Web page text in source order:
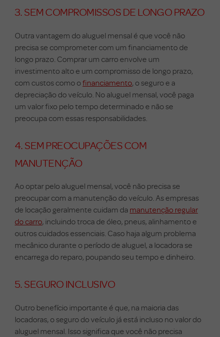
3. SEM COMPROMISSOS DE LONGO PRAZO
Outra vantagem do aluguel mensal é que você não
precisa se comprometer com um financiamento de
longo prazo. Comprar um carro envolve um
investimento alto e um compromisso de longo prazo,
com custos como ofinanciamento, o seguro e a
depreciação do veículo. No aluguel mensal, você paga
um valor fixo pelo tempo determinado e não se
preocupa com essas responsabilidades.
4. SEM PREOCUPAÇÕES COM
MANUTENÇÃO
Ao optar pelo aluguel mensal, você não precisa se
preocupar com a manutenção do veículo. As empresas
de locação geralmente cuidam da manutenção regular
do carro, incluindo troca de óleo, pneus, alinhamento e
outros cuidados essenciais. Caso haja algum problema
mecânico durante o período de aluguel, a locadora se
encarrega do reparo, poupando seu tempo e dinheiro.
5. SEGURO INCLUSIVO
Outro benefício importante é que, na maioria das
locadoras, o seguro do veículo já está incluso no valor do
aluguel mensal. Isso significa que você não precisa